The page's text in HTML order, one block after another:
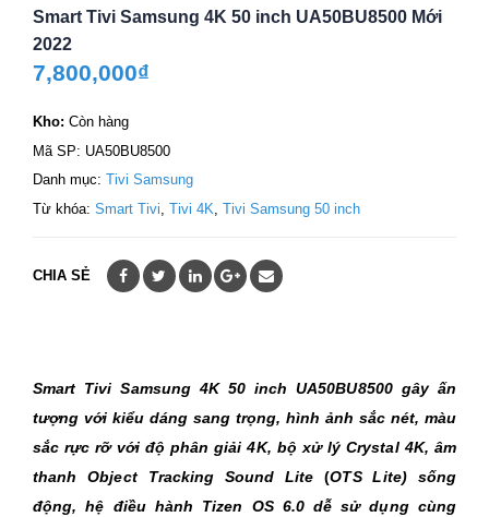
Smart Tivi Samsung 4K 50 inch UA50BU8500 Mới
2022
7,800,000₫
Kho: Còn hàng
Mã SP: UA50BU8500
Danh mục: Tivi Samsung
Từ khóa: Smart Tivi Tivi 4K Tivi Samsung 50 inch
CHIA SẺ
Smart Tivi Samsung 4K 50 inchUA50BU8500gây ấn
tượng với kiểu dáng sang trọng, hình ảnh sắc nét, màu
sắc rực rỡ với độ phân giải 4K, bộ xử lý Crystal 4K, âm
thanh Object Tracking Sound Lite(OTS Lite) sống
động, hệ điều hành Tizen OS 6.0 dễ sử dụng cùng